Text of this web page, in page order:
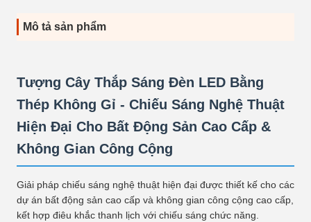
Mô tả sản phẩm
Tượng Cây Thắp Sáng Đèn LED Bằng
Thép Không Gỉ - Chiếu Sáng Nghệ Thuật
Hiện Đại Cho Bất Động Sản Cao Cấp &
Không Gian Công Cộng
Giải pháp chiếu sáng nghệ thuật hiện đại được thiết kế cho các
dự án bất động sản cao cấp và không gian công cộng cao cấp,
kết hợp điêu khắc thanh lịch với chiếu sáng chức năng.